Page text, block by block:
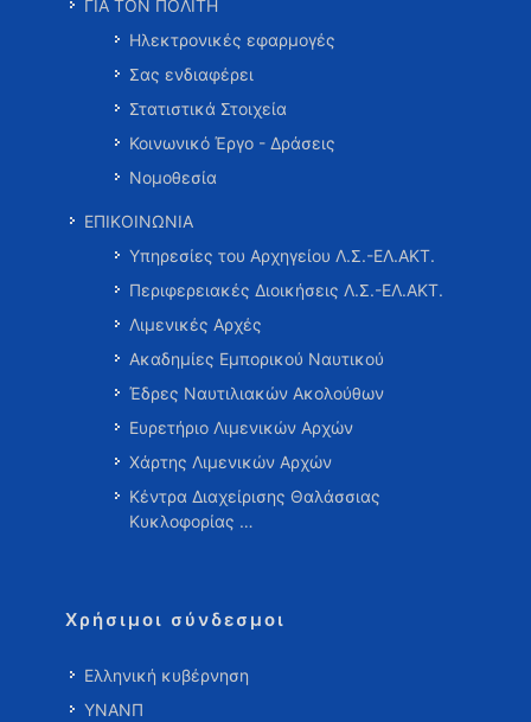
ΓΙΑ ΤΟΝ ΠΟΛΙΤΗ
Ηλεκτρονικές εφαρμογές
Σας ενδιαφέρει
Στατιστικά Στοιχεία
Κοινωνικό Έργο - Δράσεις
Νομοθεσία
ΕΠΙΚΟΙΝΩΝΙΑ
Υπηρεσίες του Αρχηγείου Λ.Σ.-ΕΛ.ΑΚΤ.
Περιφερειακές Διοικήσεις Λ.Σ.-ΕΛ.ΑΚΤ.
Λιμενικές Αρχές
Ακαδημίες Εμπορικού Ναυτικού
Έδρες Ναυτιλιακών Ακολούθων
Ευρετήριο Λιμενικών Αρχών
Χάρτης Λιμενικών Αρχών
Κέντρα Διαχείρισης Θαλάσσιας
Κυκλοφορίας …
Χρήσιμοι σύνδεσμοι
Ελληνική κυβέρνηση
ΥΝΑΝΠ